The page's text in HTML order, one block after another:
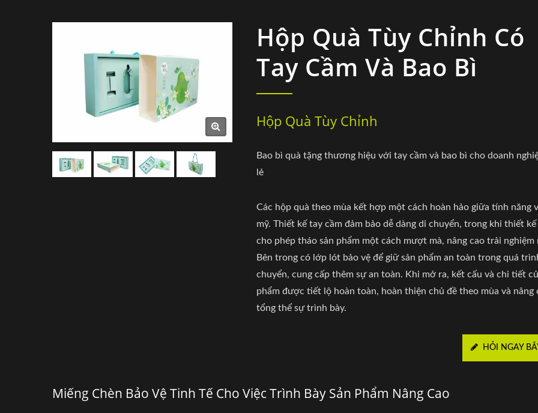
Hộp Quà Tùy Chỉnh Có
Tay Cầm Và Bao Bì
Hộp Quà Tùy Chỉnh
Bao bì quà tặng thương hiệu với tay cầm và bao bì cho doanh
lẻ
Các hộp quà theo mùa kết hợp một cách hoàn hảo giữa tính năng
mỹ. Thiết kế tay cầm đảm bảo dễ dàng di chuyển, trong khi thiết kế
cho phép tháo sản phẩm một cách mượt mà, nâng cao trải nghiệm
Bên trong có lớp lót bảo vệ để giữ sản phẩm an toàn trong quá
chuyển, cung cấp thêm sự an toàn. Khi mở ra, kết cấu và chi tiết
phẩm được tiết lộ hoàn toàn, hoàn thiện chủ đề theo mùa và nâng
tổng thể sự trình bày.
HỎI NGAY
Miếng Chèn Bảo Vệ Tinh Tế Cho Việc Trình Bày Sản Phẩm Nâng Cao